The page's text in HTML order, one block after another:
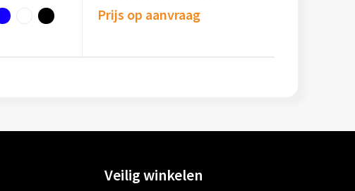
Prijs op aanvraag
Veilig winkelen